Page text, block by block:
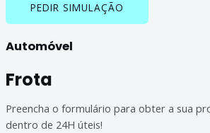
PEDIR SIMULAÇÃO
Automóvel
Frota
Preencha o formulário para obter a sua
dentro de 24H úteis!